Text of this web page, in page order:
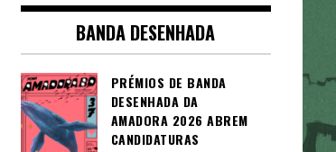
BANDA DESENHADA
PRÉMIOS DE BANDA
DESENHADA DA
AMADORA 2026 ABREM
CANDIDATURAS